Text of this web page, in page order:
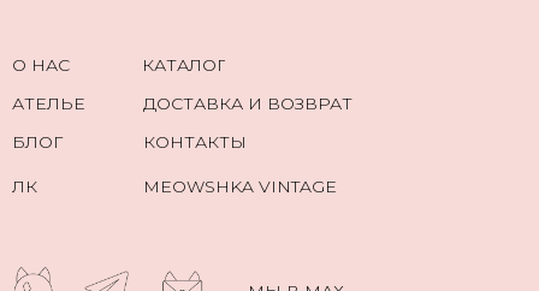
О НАС
КАТАЛОГ
АТЕЛЬЕ
БЛОГ
MEOWSHKA VINTAGE
ЛК
КОНТАКТЫ
ДОСТАВКА И ВОЗВРАТ